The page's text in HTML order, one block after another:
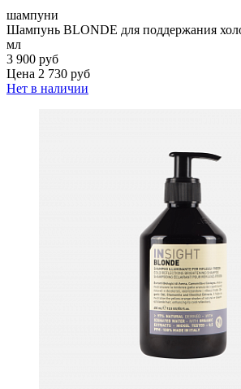
шампуни
Шампунь BLONDE для поддержания
мл
3 900 руб
Цена 2 730 руб
Нет в наличии